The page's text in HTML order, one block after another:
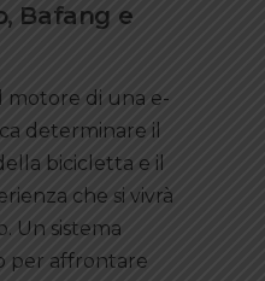
Bafang e
motore di una e-
determinare il
bicicletta e il
che si vivrà
Un sistema
per affrontare